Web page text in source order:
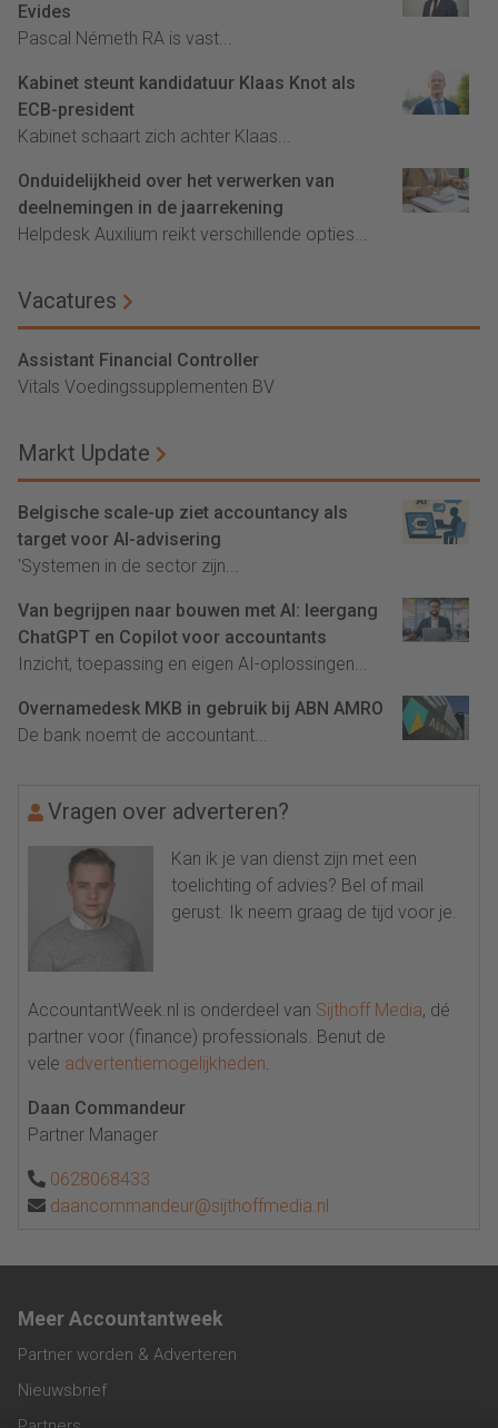
Evides
Pascal Németh RA is vast...
Kabinet steunt kandidatuur Klaas Knot als
ECB-president
Kabinet schaart zich achter Klaas...
Onduidelijkheid over het verwerken van
deelnemingen in de jaarrekening
Helpdesk Auxilium reikt verschillende opties...
Vacatures
Assistant Financial Controller
Vitals Voedingssupplementen BV
Markt Update
Belgische scale-up ziet accountancy als
target voor AI-advisering
'Systemen in de sector zijn...
Van begrijpen naar bouwen met AI: leergang
ChatGPT en Copilot voor accountants
Inzicht, toepassing en eigen AI-oplossingen...
Overnamedesk MKB in gebruik bij ABN AMRO
De bank noemt de accountant...
Vragen over adverteren?
Kan ik je van dienst zijn met een
toelichting of advies? Bel of mail
gerust. Ik neem graag de tijd voor je.
AccountantWeek.nl is onderdeel van Sijthoff Media, dé
partner voor (finance) professionals. Benut de
vele advertentiemogelijkheden.
Daan Commandeur
Partner Manager
0628068433
daancommandeur@sijthoffmedia.nl
Meer Accountantweek
Partner worden & Adverteren
Nieuwsbrief